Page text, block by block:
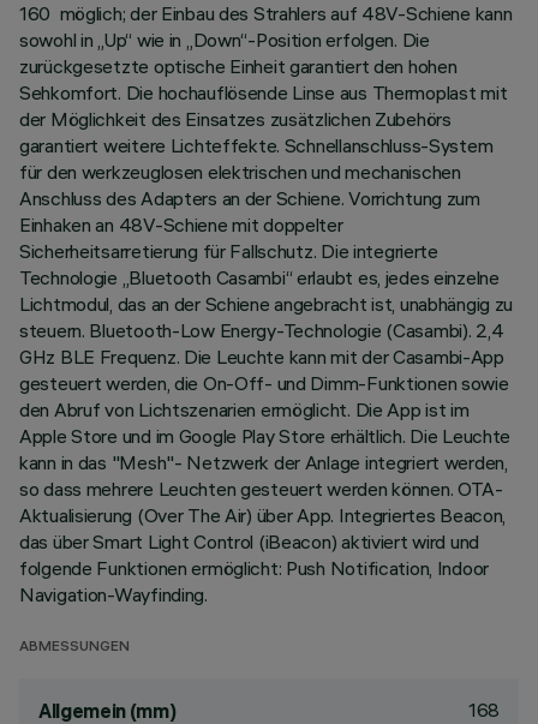
160 möglich; der Einbau des Strahlers auf 48V-Schiene kann
sowohl in „Up“ wie in „Down“-Position erfolgen. Die
zurückgesetzte optische Einheit garantiert den hohen
Sehkomfort. Die hochauflösende Linse aus Thermoplast mit
der Möglichkeit des Einsatzes zusätzlichen Zubehörs
garantiert weitere Lichteffekte. Schnellanschluss-System
für den werkzeuglosen elektrischen und mechanischen
Anschluss des Adapters an der Schiene. Vorrichtung zum
Einhaken an 48V-Schiene mit doppelter
Sicherheitsarretierung für Fallschutz. Die integrierte
Technologie „Bluetooth Casambi“ erlaubt es, jedes einzelne
Lichtmodul, das an der Schiene angebracht ist, unabhängig zu
steuern. Bluetooth-Low Energy-Technologie (Casambi). 2,4
GHz BLE Frequenz. Die Leuchte kann mit der Casambi-App
gesteuert werden, die On-Off- und Dimm-Funktionen sowie
den Abruf von Lichtszenarien ermöglicht. Die App ist im
Apple Store und im Google Play Store erhältlich. Die Leuchte
kann in das "Mesh"- Netzwerk der Anlage integriert werden,
so dass mehrere Leuchten gesteuert werden können. OTA-
Aktualisierung (Over The Air) über App. Integriertes Beacon,
das über Smart Light Control (iBeacon) aktiviert wird und
folgende Funktionen ermöglicht: Push Notification, Indoor
Navigation-Wayfinding.
ABMESSUNGEN
Allgemein (mm) 168